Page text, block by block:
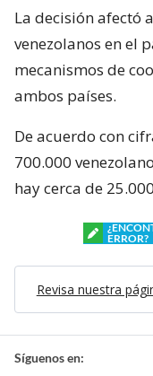
La decisión afectó
venezolanos en el
mecanismos de
ambos países.
De acuerdo con
700.000
hay cerca de
ERROR?
Revisa nuestra
Síguenos en: